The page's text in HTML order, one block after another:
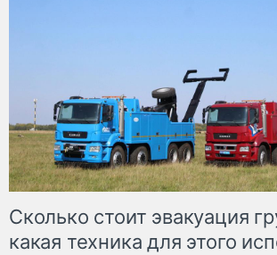
Сколько стоит эвакуация
какая техника для этого